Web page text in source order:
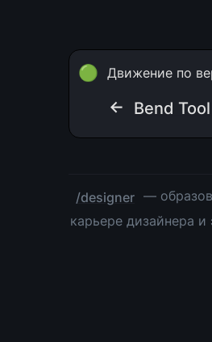
🟢 Движение по
← Bend Tool
/designer —
карьере дизайнера